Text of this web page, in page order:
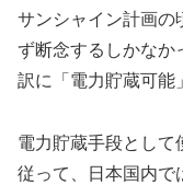
サンシャイン計画の
ず断念するしかなか
訳に「電力貯蔵可能
電力貯蔵手段として
従って、日本国内で